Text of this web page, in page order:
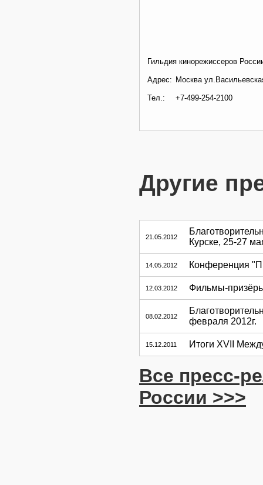
Гильдия кинорежиссеров
Адрес: Москва
Тел.: +7-499-254-2100
Другие
21.05.2012
Курске, 25-27
14.05.2012 Конференция
12.03.2012 Фильмы-
08.02.2012
февраля 2012г.
15.12.2011 Итоги XVII
Все пресс-
России >>>